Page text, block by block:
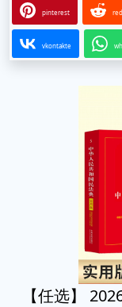
pinterest
vkontakte
【任选】